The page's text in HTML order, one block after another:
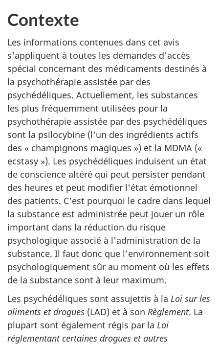
Contexte
Les informations contenues dans cet avis
s'appliquent à toutes les demandes d'accès
spécial concernant des médicaments destinés à
la psychothérapie assistée par des
psychédéliques. Actuellement, les substances
les plus fréquemment utilisées pour la
psychothérapie assistée par des psychédéliques
sont la psilocybine (l'un des ingrédients actifs
des « champignons magiques ») et la MDMA («
ecstasy »). Les psychédéliques induisent un état
de conscience altéré qui peut persister pendant
des heures et peut modifier l'état émotionnel
des patients. C'est pourquoi le cadre dans lequel
la substance est administrée peut jouer un rôle
important dans la réduction du risque
psychologique associé à l'administration de la
substance. Il faut donc que l'environnement soit
psychologiquement sûr au moment où les effets
de la substance sont à leur maximum.
Les psychédéliques sont assujettis à la Loi sur les
aliments et drogues (LAD) et à son Règlement. La
plupart sont également régis par la Loi
réglementant certaines drogues et autres